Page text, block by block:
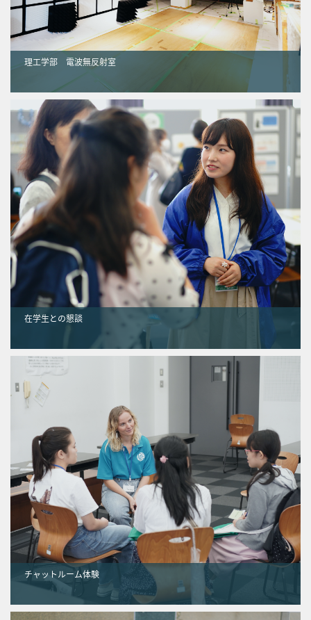
理工学部 電波無反射室
在学生との懇談
チャットルーム体験